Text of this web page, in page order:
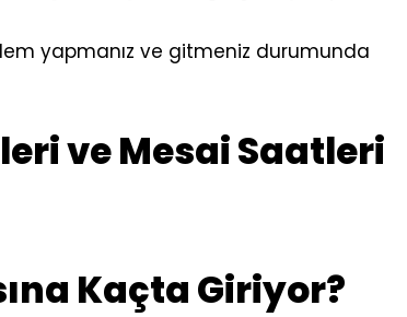
yapmanız ve gitmeniz durumunda
ve Mesai Saatleri
Kaçta Giriyor?